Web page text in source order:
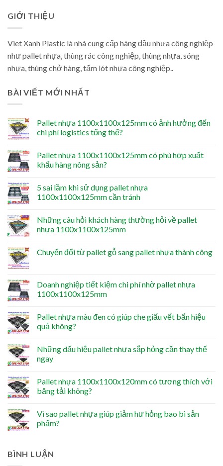
GIỚI THIỆU
Viet Xanh Plastic là nhà cung cấp hàng đầu nhựa công nghiệp
như pallet nhựa, thùng rác công nghiệp, thùng nhựa, sóng
nhựa, thùng chở hàng, tấm lót nhựa công nghiệp..
BÀI VIẾT MỚI NHẤT
Pallet nhựa 1100x1100x125mm có ảnh hưởng đến
chi phí logistics tổng thể?
Pallet nhựa 1100x1100x125mm có phù hợp xuất
khẩu hàng nông sản?
5 sai lầm khi sử dụng pallet nhựa
1100x1100x125mm cần tránh
Những câu hỏi khách hàng thường hỏi về pallet
nhựa 1100x1100x125mm
Chuyển đổi từ pallet gỗ sang pallet nhựa thành công
Doanh nghiệp tiết kiệm chi phí nhờ pallet nhựa
1100x1100x125mm
Pallet nhựa màu đen có giúp che giấu vết bẩn hiệu
quả không?
Những dấu hiệu pallet nhựa sắp hỏng cần thay thế
ngay
Pallet nhựa 1100x1100x120mm có tương thích với
băng tải không?
Vì sao pallet nhựa giúp giảm hư hỏng bao bì sản
phẩm?
BÌNH LUẬN